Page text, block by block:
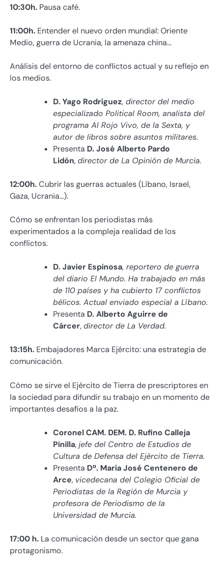
10:30h. Pausa café.
11:00h. Entender el nuevo orden mundial: Oriente
Medio, guerra de Ucrania, la amenaza china…
Análisis del entorno de conflictos actual y su reflejo en
los medios.
D. Yago Rodríguez, director del medio
especializado Political Room, analista del
programa Al Rojo Vivo, de la Sexta, y
autor de libros sobre asuntos militares.
Presenta D. José Alberto Pardo
Lidón,director de La Opinión de Murcia.
12:00h.Cubrir las guerras actuales (Líbano, Israel,
Gaza, Ucrania…).
Cómo se enfrentan los periodistas más
experimentados a la compleja realidad de los
conflictos.
D. Javier Espinosa, reportero de guerra
del diario El Mundo. Ha trabajado en más
de 110 países y ha cubierto 17 conflictos
bélicos. Actual enviado especial a Líbano.
Presenta D. Alberto Aguirre de
Cárcer,director de La Verdad.
13:15h. Embajadores Marca Ejército: una estrategia de
comunicación.
Cómo se sirve el Ejército de Tierra de prescriptores en
la sociedad para difundir su trabajo en un momento de
importantes desafíos a la paz.
Coronel CAM. DEM. D. Rufino Calleja
Pinilla,jefe del Centro de Estudios de
Cultura de Defensa del Ejército de Tierra.
Presenta Dª. María José Centenero de
Arce, vicedecana del Colegio Oficial de
Periodistas de la Región de Murcia y
profesora de Periodismo de la
Universidad de Murcia.
17:00 h. La comunicación desde un sector que gana
protagonismo.